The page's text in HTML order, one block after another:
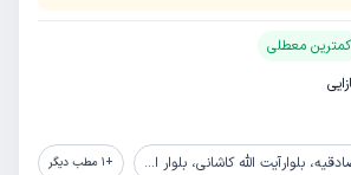
کمترین معطلی
الله کاشانی، بلوار اباذر، بیمارستان تخصصی و فوق تخصصی پیامبران +
1 مطب دیگر